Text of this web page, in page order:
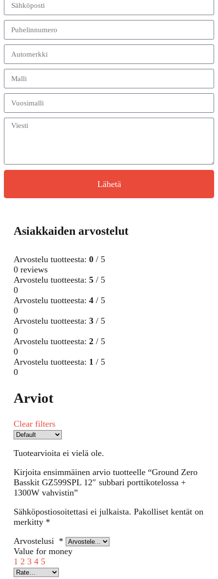
Lähetä
Asiakkaiden arvostelut
Arvostelu tuotteesta: 0 / 5
0 reviews
Arvostelu tuotteesta: 5 / 5
0
Arvostelu tuotteesta: 4 / 5
0
Arvostelu tuotteesta: 3 / 5
0
Arvostelu tuotteesta: 2 / 5
0
Arvostelu tuotteesta: 1 / 5
0
Arviot
Clear filters
Tuotearvioita ei vielä ole.
Kirjoita ensimmäinen arvio tuotteelle “Ground Zero
Basskit GZ599SPL 12″ subbari porttikotelossa +
1300W vahvistin”
Sähköpostiosoitettasi ei julkaista. Pakolliset kentät on
merkitty *
Arvostelusi *
Value for money
1 2 3 4 5